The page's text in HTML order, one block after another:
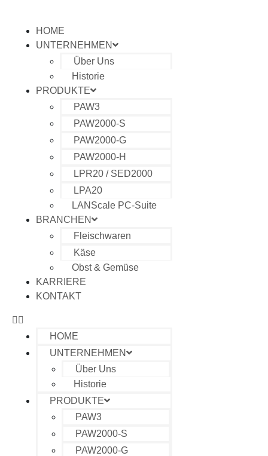
HOME
UNTERNEHMEN
Über Uns
Historie
PRODUKTE
PAW3
PAW2000-S
PAW2000-G
PAW2000-H
LPR20 / SED2000
LPA20
LANScale PC-Suite
BRANCHEN
Fleischwaren
Käse
Obst & Gemüse
KARRIERE
KONTAKT
HOME
UNTERNEHMEN
Über Uns
Historie
PRODUKTE
PAW3
PAW2000-S
PAW2000-G